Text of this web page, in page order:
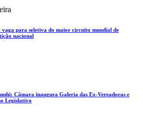
vaga para seletiva do maior circuito mundial de
nacional
Câmara inaugura Galeria das Ex-Vereadoras e
Legislativo